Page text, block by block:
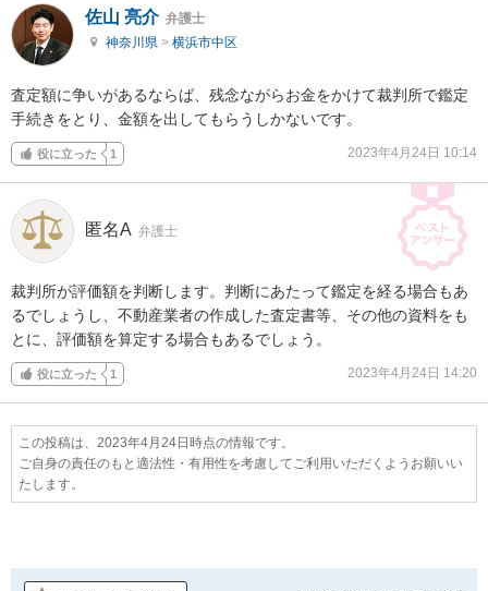
佐山 亮介 弁護士
神奈川県 > 横浜市中区
査定額に争いがあるならば、残念ながらお金をかけて裁判所で鑑定
手続きをとり、金額を出してもらうしかないです。
役に立った 1 2023年4月24日 10:14
匿名A 弁護士
裁判所が評価額を判断します。判断にあたって鑑定を経る場合もあ
るでしょうし、不動産業者の作成した査定書等、その他の資料をも
とに、評価額を算定する場合もあるでしょう。
役に立った 1 2023年4月24日 14:20
この投稿は、2023年4月24日時点の情報です。
ご自身の責任のもと適法性・有用性を考慮してご利用いただくようお願いい
たします。